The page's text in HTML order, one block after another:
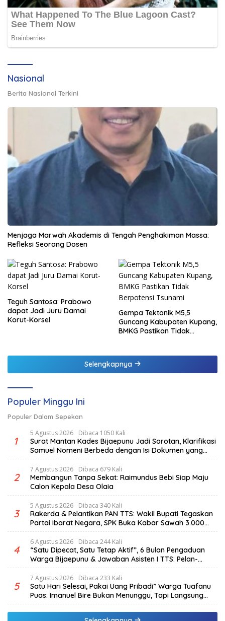
Nasional
Berita Nasional Terkini
Menjaga Marwah Akademis di Tengah Penghakiman Massa:
Refleksi Seorang Dosen
Teguh Santosa: Prabowo
dapat Jadi Juru Damai
Korut-Korsel
Gempa Tektonik M5,5
Guncang Kabupaten Kupang,
BMKG Pastikan Tidak
Selengkapnya
Populer Minggu Ini
Populer Dalam Sepekan
1
5 Agustus 2026 Dibaca 1050 Kali
Surat Mantan Kades Bijaepunu Jadi Sorotan, Klarifikasi
Samuel Nomeni Berbeda dengan Isi Dokumen yang
Beredar
2
7 Agustus 2026 Dibaca 679 Kali
Membangun Tanpa Sekat: Raimundus Bebi Siap Maju
Calon Kepala Desa Olaia
3
5 Agustus 2026 Dibaca 340 Kali
Rakerda & Pelantikan PAN TTS: Wakil Bupati Tegaskan
Partai Ibarat Negara, SPK Buka Kabar Sawah 3.000
Hektar & Larangan Politik Uang
4
6 Agustus 2026 Dibaca 244 Kali
“Satu Dipecat, Satu Tetap Aktif”, 6 Bulan Pengaduan
Warga Bijaepunu & Jawaban Asisten I TTS: Pelan-
pelan, Tapi Pasti.
5
7 Agustus 2026 Dibaca 233 Kali
Satu Hari Selesai, Pakai Uang Pribadi” Warga Tuafanu
Puas: Imanuel Bire Bukan Menunggu, Tapi Langsung
Bekerja